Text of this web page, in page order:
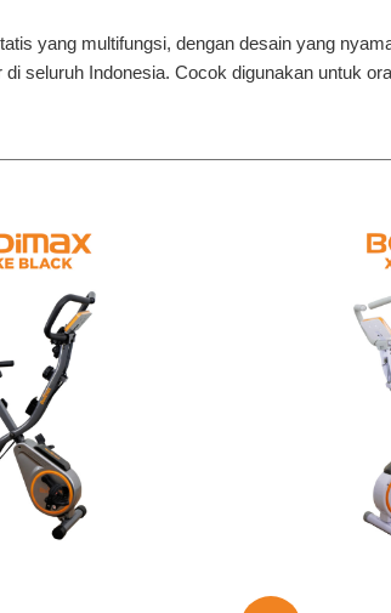
yang multifungsi, dengan desain yang
seluruh Indonesia. Cocok digunakan untuk